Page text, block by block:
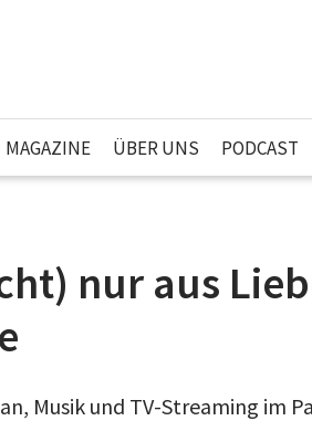
MAGAZINE ÜBER UNS PODCAST
nur aus
Musik und TV-Streaming im